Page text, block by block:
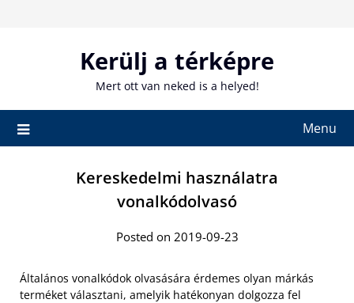
Kerülj a térképre
Mert ott van neked is a helyed!
Menu
Kereskedelmi használatra
vonalkódolvasó
Posted on 2019-09-23
Általános vonalkódok olvasására érdemes olyan márkás
terméket választani, amelyik hatékonyan dolgozza fel